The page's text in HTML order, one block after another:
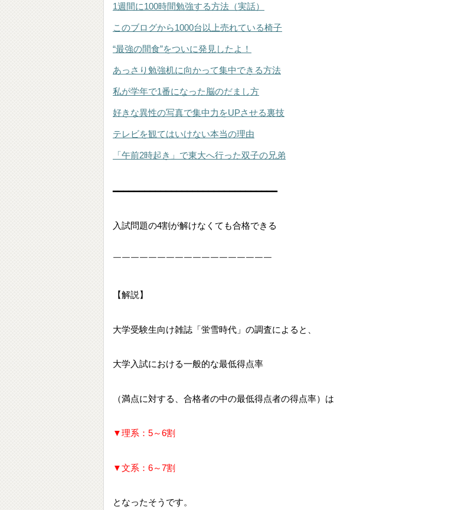
1週間に100時間勉強する方法（実話）
このブログから1000台以上売れている椅子
“最強の間食”をついに発見したよ！
あっさり勉強机に向かって集中できる方法
私が学年で1番になった脳のだまし方
好きな異性の写真で集中力をUPさせる裏技
テレビを観てはいけない本当の理由
「午前2時起き」で東大へ行った双子の兄弟
━━━━━━━━━━━━━━━━━━━━━━━━━━━━━━━
入試問題の4割が解けなくても合格できる
￣￣￣￣￣￣￣￣￣￣￣￣￣￣￣￣￣￣
【解説】
大学受験生向け雑誌「蛍雪時代」の調査によると、
大学入試における一般的な最低得点率
（満点に対する、合格者の中の最低得点者の得点率）は
▼理系：5～6割
▼文系：6～7割
となったそうです。